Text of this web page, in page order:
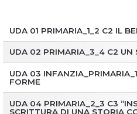
UDA 01 PRIMARIA_1_2 C2 IL
UDA 02 PRIMARIA_3_4 C2 UN
UDA 03
FORME
UDA 04 PRIMARIA_2_3 C3
SCRITTURA DI UNA STORIA